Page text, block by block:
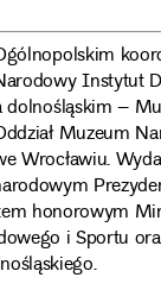
Instytut
dolnośląskim –
Muzeum
Wrocławiu.
honorowym
i Sportu